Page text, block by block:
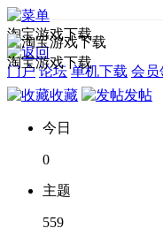
淘宝游戏下载
门户 论坛 单机下载 会员
淘宝游戏下载
收藏 发帖
今日
0
主题
559